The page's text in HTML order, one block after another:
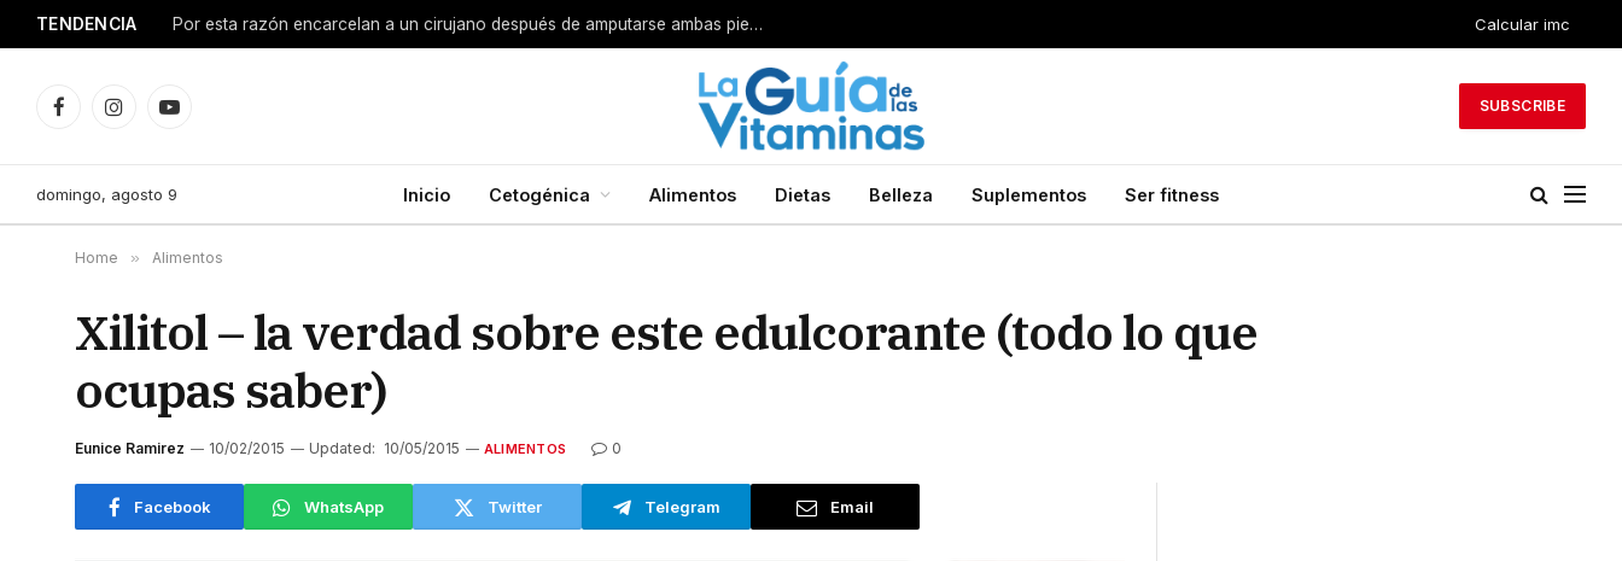
TENDENCIA Por esta razón encarcelan a un cirujano después de amputarse ambas piernas Calcular imc
FacebookInstagramYouTube
SUBSCRIBE
domingo, agosto 9 Inicio Cetogénica Alimentos Dietas Belleza Suplementos Ser fitness
Home » Alimentos
Xilitol – la verdad sobre este edulcorante (todo lo que
ocupas saber)
Eunice Ramirez 10/02/2015 Updated: 10/05/2015 ALIMENTOS 0
Facebook WhatsApp Twitter Telegram Email